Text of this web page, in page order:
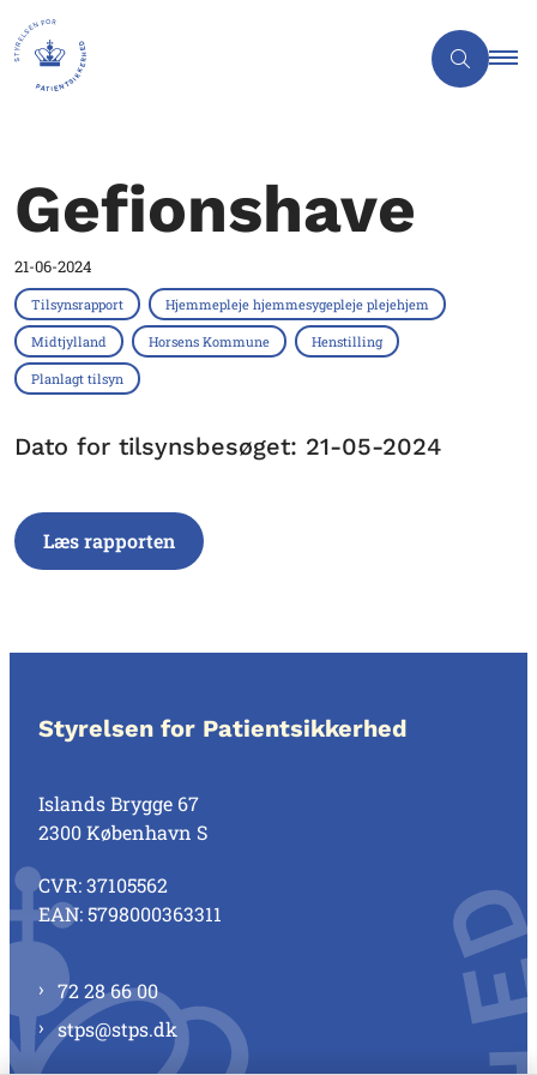
Gefionshave
21-06-2024
Tilsynsrapport Hjemmepleje hjemmesygepleje plejehjem
Midtjylland Horsens Kommune Henstilling
Planlagt tilsyn
Dato for tilsynsbesøget: 21-05-2024
Læs rapporten
Styrelsen for Patientsikkerhed
Islands Brygge 67
2300 København S
CVR: 37105562
EAN: 5798000363311
72 28 66 00
stps@stps.dk